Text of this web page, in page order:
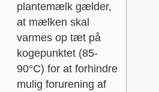
plantemælk gælder,
at mælken skal
varmes op tæt på
kogepunktet (85-
90°C) for at forhindre
mulig forurening af